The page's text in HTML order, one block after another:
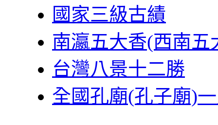
國家三級古績
南瀛五大香(西南五
台灣八景十二勝
全國孔廟(孔子廟)